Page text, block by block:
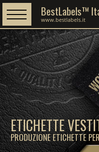
ETICHETTE
PRODUZIONE ETICHETTE
BestLabels™
www.bestlabels.it